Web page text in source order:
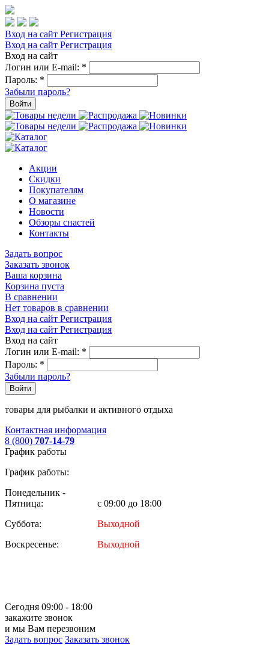
Вход на сайт Регистрация
Вход на сайт Регистрация
Вход на сайт
Логин или E-mail: *
Пароль: *
Забыли пароль?
Войти
Акции
Скидки
Покупателям
О магазине
Новости
Обзоры снастей
Контакты
Задать вопрос
Заказать звонок
Ваша корзина
Корзина пуста
В сравнении
Нет товаров в сравнении
Вход на сайт Регистрация
Вход на сайт Регистрация
Вход на сайт
Логин или E-mail: *
Пароль: *
Забыли пароль?
Войти
товары для рыбалки и активного отдыха
Контактная информация
8 (800) 707-14-79
График работы
График работы:
Понедельник -
Пятница:
с 09:00 до 18:00
Суббота:
Выходной
Воскресенье:
Выходной
Сегодня 09:00 - 18:00
закажите звонок
и мы Вам перезвоним
Задать вопрос Заказать звонок